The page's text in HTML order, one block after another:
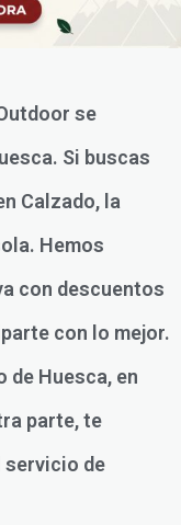
se
Si buscas
Calzado, la
Hemos
con descuentos
con lo mejor.
de Huesca, en
parte, te
servicio de